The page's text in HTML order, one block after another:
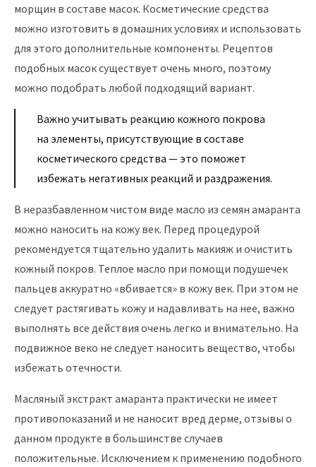
морщин в составе масок. Косметические средства
можно изготовить в домашних условиях и использовать
для этого дополнительные компоненты. Рецептов
подобных масок существует очень много, поэтому
можно подобрать любой подходящий вариант.
Важно учитывать реакцию кожного покрова
на элементы, присутствующие в составе
косметического средства — это поможет
избежать негативных реакций и раздражения.
В неразбавленном чистом виде масло из семян амаранта
можно наносить на кожу век. Перед процедурой
рекомендуется тщательно удалить макияж и очистить
кожный покров. Теплое масло при помощи подушечек
пальцев аккуратно «вбивается» в кожу век. При этом не
следует растягивать кожу и надавливать на нее, важно
выполнять все действия очень легко и внимательно. На
подвижное веко не следует наносить вещество, чтобы
избежать отечности.
Масляный экстракт амаранта практически не имеет
противопоказаний и не наносит вред дерме, отзывы о
данном продукте в большинстве случаев
положительные. Исключением к применению подобного